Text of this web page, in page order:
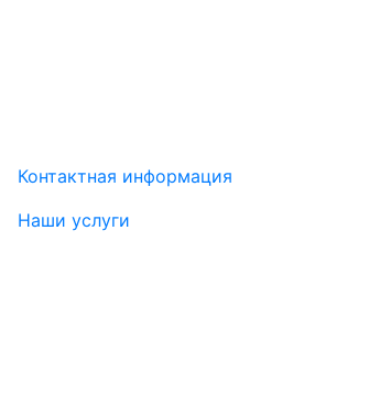
Контактная информация
Наши услуги